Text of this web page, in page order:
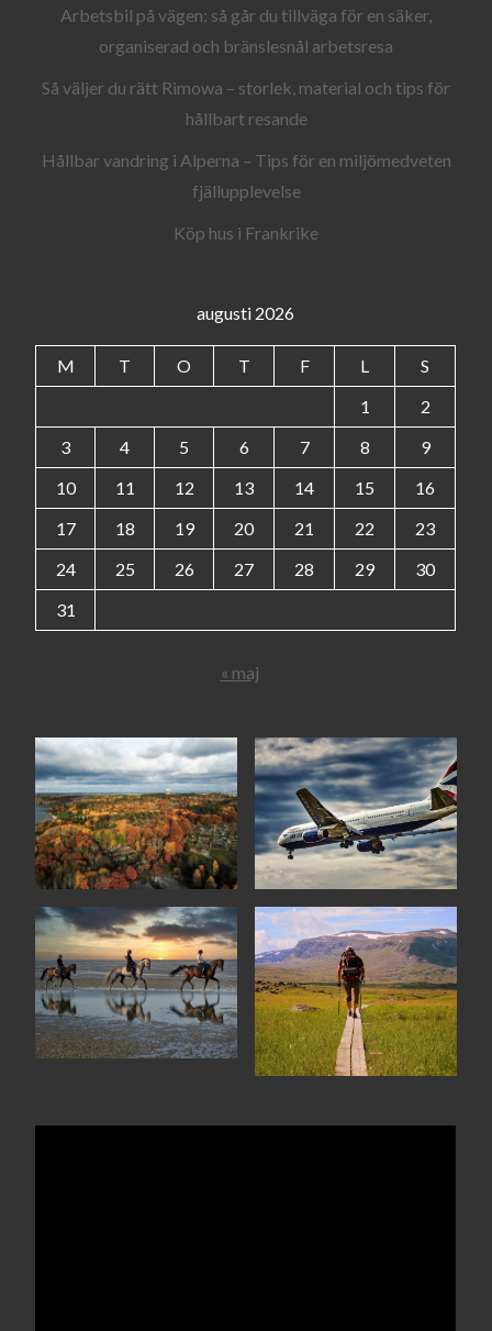
Arbetsbil på vägen: så går du tillväga för en säker,
organiserad och bränslesnål arbetsresa
Så väljer du rätt Rimowa – storlek, material och tips för
hållbart resande
Hållbar vandring i Alperna – Tips för en miljömedveten
fjällupplevelse
Köp hus i Frankrike
augusti 2026
M T O T F L
S
1
2
3
4 5 6 7 8
9
10
11 12 13 14 15
16
17
18 19 20 21 22
23
24
25 26 27 28 29
30
31
« maj